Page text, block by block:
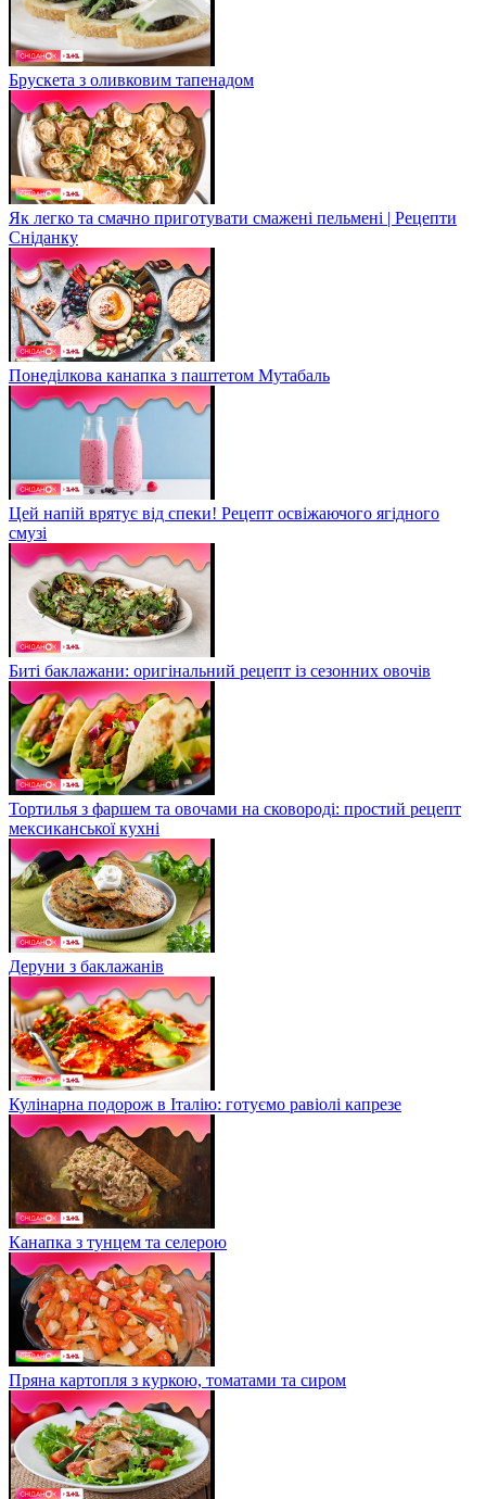
Брускета з оливковим тапенадом
Як легко та смачно приготувати смажені пельмені | Рецепти
Сніданку
Понеділкова канапка з паштетом Мутабаль
Цей напій врятує від спеки! Рецепт освіжаючого ягідного
смузі
Биті баклажани: оригінальний рецепт із сезонних овочів
Тортилья з фаршем та овочами на сковороді: простий рецепт
мексиканської кухні
Деруни з баклажанів
Кулінарна подорож в Італію: готуємо равіолі капрезе
Канапка з тунцем та селерою
Пряна картопля з куркою, томатами та сиром